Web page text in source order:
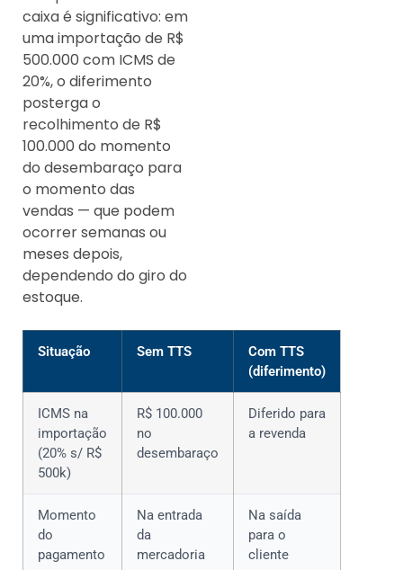
caixa é significativo: em
uma importação de R$
500.000 com ICMS de
20%, o diferimento
posterga o
recolhimento de R$
100.000 do momento
do desembaraço para
o momento das
vendas — que podem
ocorrer semanas ou
meses depois,
dependendo do giro do
estoque.
Situação Sem TTS
Com TTS
(diferimento)
ICMS na
importação
(20% s/ R$
500k)
R$ 100.000
no
desembaraço
Diferido para
a revenda
Momento
do
pagamento
Na entrada
da
mercadoria
Na saída
para o
cliente